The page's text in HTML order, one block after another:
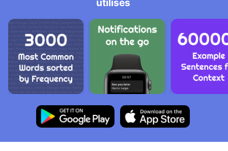
utilisés